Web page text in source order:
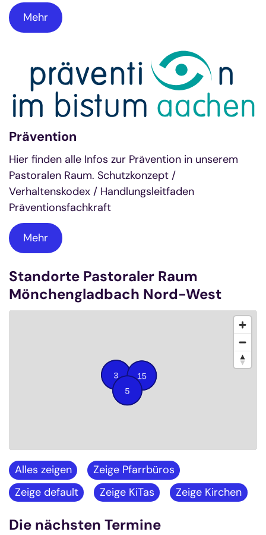
Mehr
Prävention
Hier finden alle Infos zur Prävention in unserem
Pastoralen Raum. Schutzkonzept /
Verhaltenskodex / Handlungsleitfaden
Präventionsfachkraft
Mehr
Standorte Pastoraler Raum
Mönchengladbach Nord-West
Alles zeigen
Zeige Pfarrbüros
Zeige default
Zeige KiTas Zeige Kirchen
Die nächsten Termine